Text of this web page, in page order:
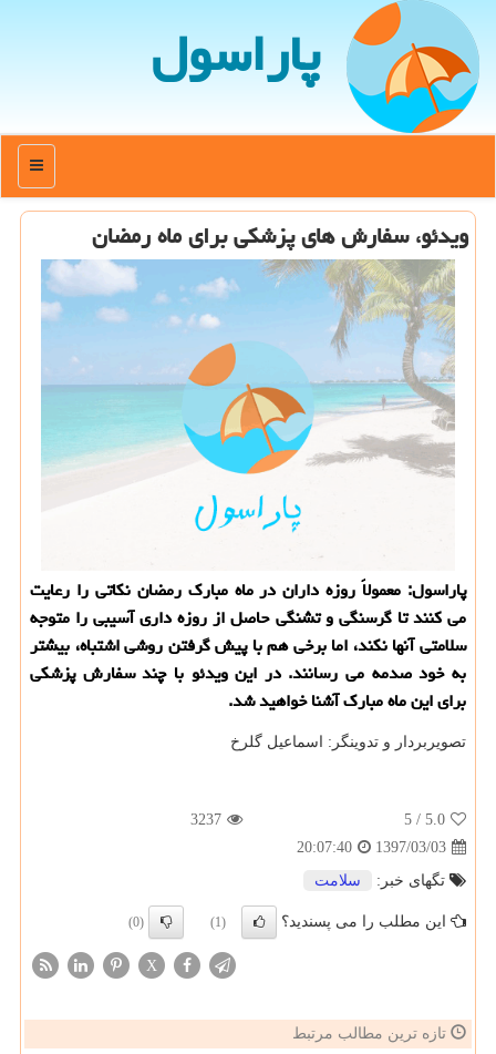
پاراسول
منو
ویدئو، سفارش های پزشكی برای ماه رمضان
پاراسول: معمولاً روزه داران در ماه مبارك رمضان نكاتی را رعایت
می كنند تا گرسنگی و تشنگی حاصل از روزه داری آسیبی را متوجه
سلامتی آنها نكند، اما برخی هم با پیش گرفتن روشی اشتباه، بیشتر
به خود صدمه می رسانند. در این ویدئو با چند سفارش پزشكی
برای این ماه مبارك آشنا خواهید شد.
تصویربردار و تدوینگر: اسماعیل گلرخ
5.0
/ 5
3237
1397/03/03
20:07:40
تگهای خبر:
سلامت
این مطلب را می پسندید؟ (1)
(0)
X
تازه ترین مطالب مرتبط